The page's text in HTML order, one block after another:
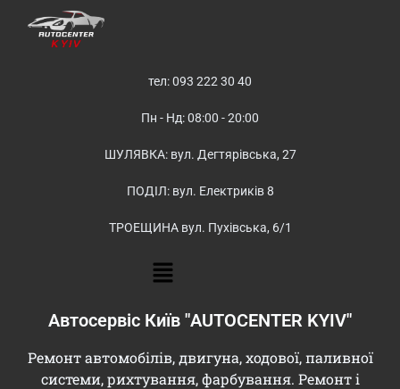
тел: 093 222 30 40
Пн - Нд: 08:00 - 20:00
ШУЛЯВКА: вул. Дегтярівська, 27
ПОДІЛ: вул. Електриків 8
ТРОЕЩИНА вул. Пухівська, 6/1
Автосервіс Київ "AUTOCENTER KYIV"
Ремонт автомобілів, двигуна, ходової, паливної
системи, рихтування, фарбування. Ремонт і